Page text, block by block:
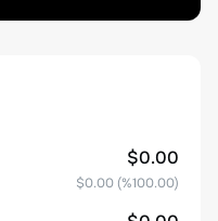
$0.00
$0.00 (%100.00)